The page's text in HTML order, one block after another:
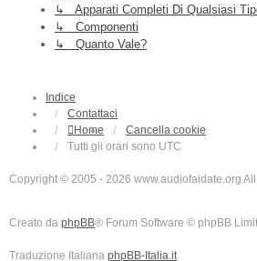
↳ Apparati Completi Di Qualsiasi
↳ Componenti
↳ Quanto Vale?
Indice
Contattaci
Home
Cancella cookie
Tutti gli orari sono UTC
Copyright © 2005 - 2026 www.audiofaidate.org
Creato da phpBB® Forum Software © phpBB
Traduzione Italiana phpBB-Italia.it